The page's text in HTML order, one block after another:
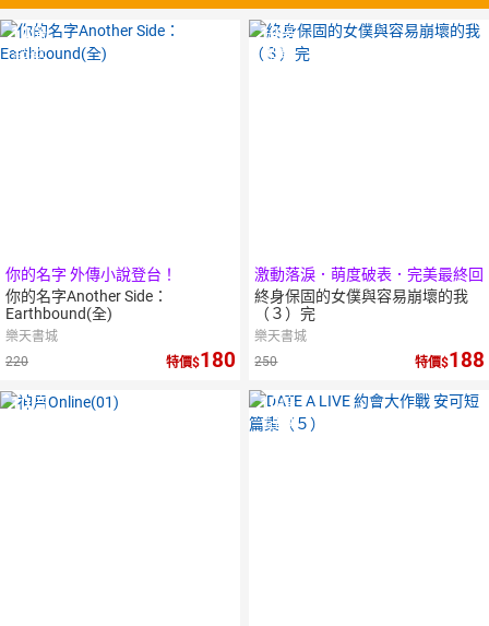
10倍
點數
你的名字 外傳小說登台！
你的名字Another Side：
Earthbound(全)
樂天書城
220
特價 180
10倍
點數
激動落淚．萌度破表．完美最終回
終身保固的女僕與容易崩壞的我
（３）完
樂天書城
250
特價 188
10倍
10倍
點數